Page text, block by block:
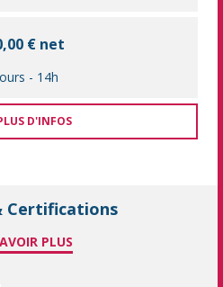
€ net
- 14h
D'INFOS
Certifications
PLUS